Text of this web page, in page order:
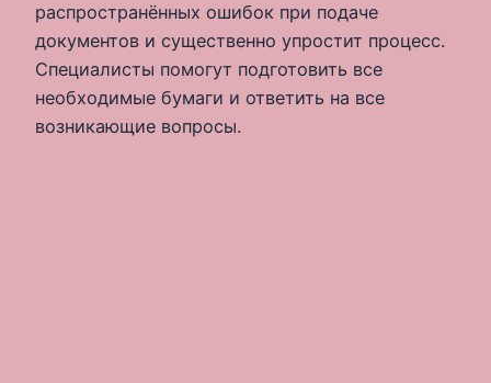
распространённых ошибок при подаче
документов и существенно упростит процесс.
Специалисты помогут подготовить все
необходимые бумаги и ответить на все
возникающие вопросы.